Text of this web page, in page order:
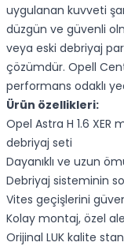
uygulanan kuvveti
düzgün ve güvenli
veya eski debriyaj
çözümdür. Opell
performans odaklı
Ürün özellikleri:
Opel Astra H 1.6
debriyaj seti
Dayanıklı ve uzun
Debriyaj sisteminin
Vites geçişlerini
Kolay montaj, özel
Orijinal LUK kalite